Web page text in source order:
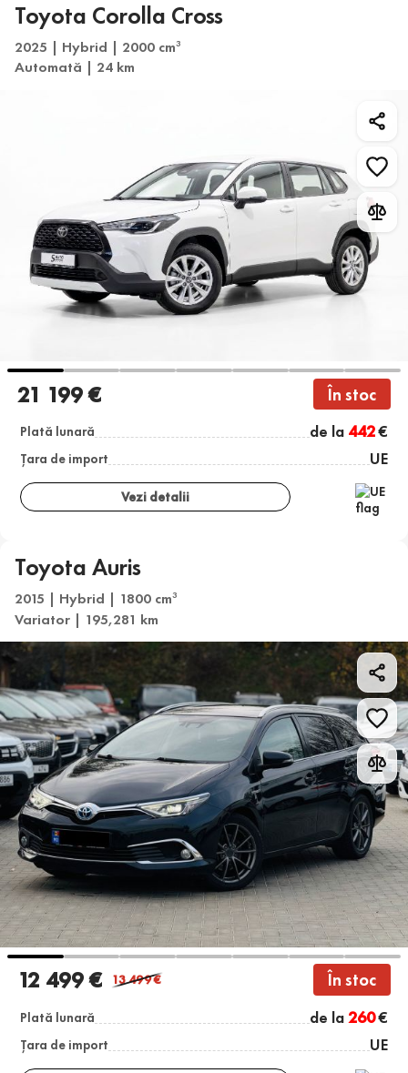
Toyota Corolla Cross
2025 | Hybrid | 2000 cm3
Automată | 24 km
21 199 € În stoc
Plată lunară de la 442€
Țara de import UE
Vezi detalii
Toyota Auris
2015 | Hybrid | 1800 cm3
Variator | 195,281 km
12 499 € 13 499€ În stoc
Plată lunară de la260€
Țara de import UE